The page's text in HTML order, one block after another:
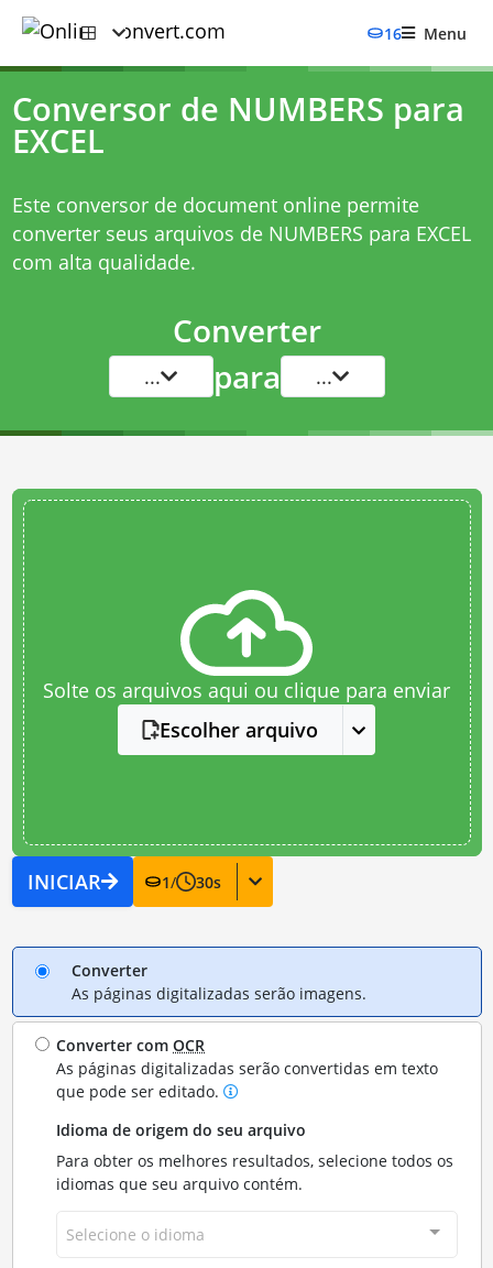
16 Menu
Conversor de NUMBERS para
EXCEL
Este conversor de document online permite
converter seus arquivos de NUMBERS para EXCEL
com alta qualidade.
Converter
... para ...
Solte os arquivos aqui ou clique para enviar
Escolher arquivo
INICIAR 1/ 30s
Converter
As páginas digitalizadas serão imagens.
Converter comOCR
As páginas digitalizadas serão convertidas em texto
que pode ser editado.
Idioma de origem do seu arquivo
Para obter os melhores resultados, selecione todos os
idiomas que seu arquivo contém.
Selecione o idioma